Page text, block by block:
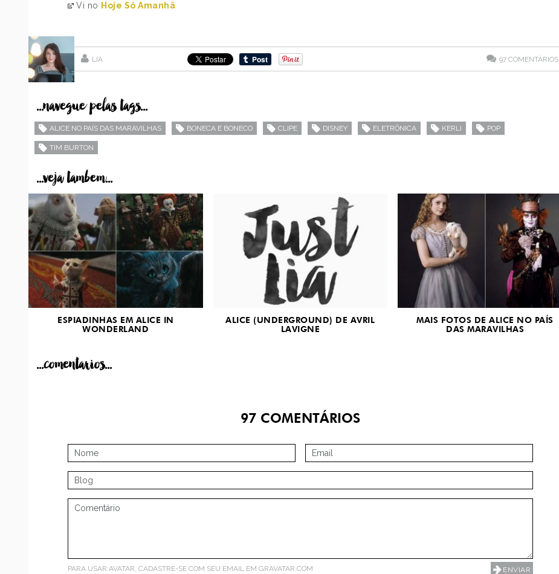
Vi no Hoje Só Amanhã
LIA 97 COMENTÁRIOS
...navegue pelas tags...
ALICE NO PAÍS DAS MARAVILHAS BONECA E BONECO CLIPE DISNEY ELETRÔNICA KERLI POP
TIM BURTON
...veja tambem...
ESPIADINHAS EM ALICE IN
WONDERLAND
ALICE (UNDERGROUND) DE AVRIL
LAVIGNE
MAIS FOTOS DE ALICE NO PAÍS
DAS MARAVILHAS
...comentarios...
97 COMENTÁRIOS
PARA USAR AVATAR, CADASTRE-SE COM SEU EMAIL EM GRAVATAR.COM